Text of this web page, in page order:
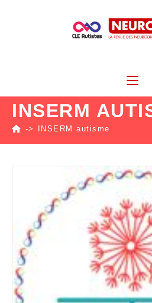
INSERM
-> INSERM autisme